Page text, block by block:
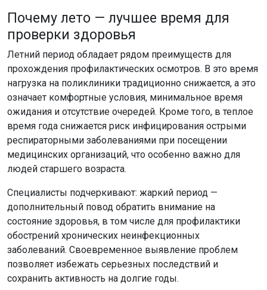
Летний период обладает рядом преимуществ для
прохождения профилактических осмотров. В это время
нагрузка на поликлиники традиционно снижается, а это
означает комфортные условия, минимальное время
ожидания и отсутствие очередей. Кроме того, в теплое
время года снижается риск инфицирования острыми
респираторными заболеваниями при посещении
медицинских организаций, что особенно важно для
людей старшего возраста.
Специалисты подчеркивают: жаркий период —
дополнительный повод обратить внимание на
состояние здоровья, в том числе для профилактики
обострений хронических неинфекционных
заболеваний. Своевременное выявление проблем
позволяет избежать серьезных последствий и
сохранить активность на долгие годы.
Здоровье сегодня — планы на завтра
Главная цель диспансеризации — не просто оценить